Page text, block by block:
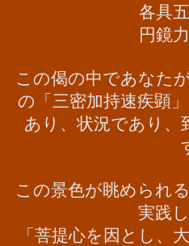
各具
円鏡
この偈の中であなた
の「三密加持速疾顕
あり、状況であり、
この景色が眺められ
実践
「 菩提心を因とし、